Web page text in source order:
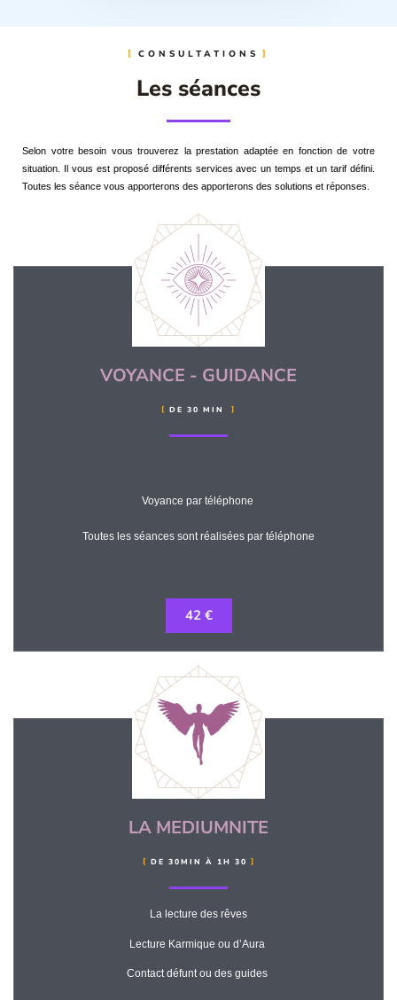
CONSULTATIONS
Les séances
Selon votre besoin vous trouverez la prestation adaptée en fonction de votre
situation. Il vous est proposé différents services avec un temps et un tarif défini.
Toutes les séance vous apporterons des apporterons des solutions et réponses.
VOYANCE - GUIDANCE
DE 30 MIN
Voyance par téléphone
Toutes les séances sont réalisées par téléphone
42 €
LA MEDIUMNITE
DE 30MIN À 1H 30
La lecture des rêves
Lecture Karmique ou d’Aura
Contact défunt ou des guides